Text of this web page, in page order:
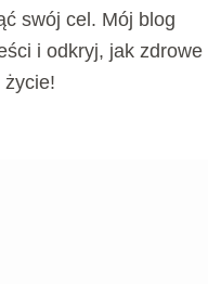
swój cel. Mój blog
i odkryj, jak zdrowe
życie!